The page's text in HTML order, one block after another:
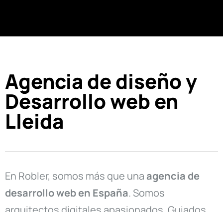
Agencia de diseño y
Desarrollo web en
Lleida
En Robler, somos más que una agencia de
desarrollo web en España. Somos